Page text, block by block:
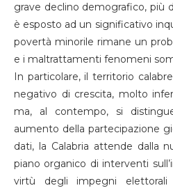
grave declino demografico, più
è esposto ad un significativo
povertà minorile rimane un
e i maltrattamenti fenomeni
In particolare, il territorio
negativo di crescita, molto
ma, al contempo, si
aumento della partecipazione
dati, la Calabria attende dalla
piano organico di interventi
virtù degli impegni